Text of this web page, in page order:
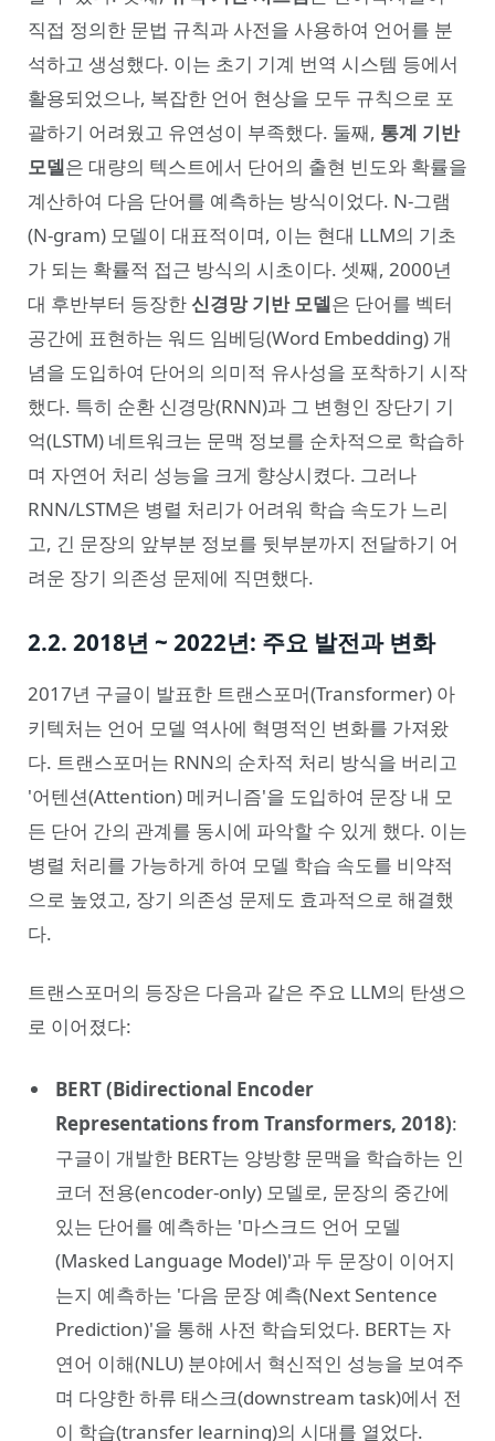
직접 정의한 문법 규칙과 사전을 사용하여 언어를 분
석하고 생성했다. 이는 초기 기계 번역 시스템 등에서
활용되었으나, 복잡한 언어 현상을 모두 규칙으로 포
괄하기 어려웠고 유연성이 부족했다. 둘째, 통계 기반
모델은 대량의 텍스트에서 단어의 출현 빈도와 확률을
계산하여 다음 단어를 예측하는 방식이었다. N-그램
(N-gram) 모델이 대표적이며, 이는 현대 LLM의 기초
가 되는 확률적 접근 방식의 시초이다. 셋째, 2000년
대 후반부터 등장한 신경망 기반 모델은 단어를 벡터
공간에 표현하는 워드 임베딩(Word Embedding) 개
념을 도입하여 단어의 의미적 유사성을 포착하기 시작
했다. 특히 순환 신경망(RNN)과 그 변형인 장단기 기
억(LSTM) 네트워크는 문맥 정보를 순차적으로 학습하
며 자연어 처리 성능을 크게 향상시켰다. 그러나
RNN/LSTM은 병렬 처리가 어려워 학습 속도가 느리
고, 긴 문장의 앞부분 정보를 뒷부분까지 전달하기 어
려운 장기 의존성 문제에 직면했다.
2.2. 2018년 ~ 2022년: 주요 발전과 변화
2017년 구글이 발표한 트랜스포머(Transformer) 아
키텍처는 언어 모델 역사에 혁명적인 변화를 가져왔
다. 트랜스포머는 RNN의 순차적 처리 방식을 버리고
'어텐션(Attention) 메커니즘'을 도입하여 문장 내 모
든 단어 간의 관계를 동시에 파악할 수 있게 했다. 이는
병렬 처리를 가능하게 하여 모델 학습 속도를 비약적
으로 높였고, 장기 의존성 문제도 효과적으로 해결했
다.
트랜스포머의 등장은 다음과 같은 주요 LLM의 탄생으
로 이어졌다:
BERT (Bidirectional Encoder
Representations from Transformers, 2018):
구글이 개발한 BERT는 양방향 문맥을 학습하는 인
코더 전용(encoder-only) 모델로, 문장의 중간에
있는 단어를 예측하는 '마스크드 언어 모델
(Masked Language Model)'과 두 문장이 이어지
는지 예측하는 '다음 문장 예측(Next Sentence
Prediction)'을 통해 사전 학습되었다. BERT는 자
연어 이해(NLU) 분야에서 혁신적인 성능을 보여주
며 다양한 하류 태스크(downstream task)에서 전
이 학습(transfer learning)의 시대를 열었다.